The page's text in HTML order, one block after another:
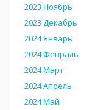
2023 Ноябрь
2023 Декабрь
2024 Январь
2024 Февраль
2024 Март
2024 Апрель
2024 Май